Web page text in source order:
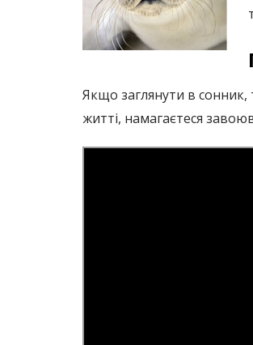
Якщо заглянути в
житті, намагаєтеся